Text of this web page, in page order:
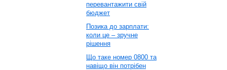
перевантажити свій
бюджет
Позика до зарплати:
коли це – зручне
рішення
Що таке номер 0800 та
навіщо він потрібен